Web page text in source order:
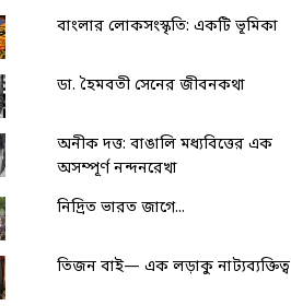
বাংলার লোকসংস্কৃতি: একটি ভূমিকা
ডা. হৈমবতী সেনের জীবনকথা
অনীক দত্ত: বাঙালি মধ্যবিত্তের এক
অসম্পূর্ণ নন্দনরেখা
নিদ্রিত ভারত জাগে...
তিজন বাই— এক লড়াকু নাট্যব্যক্তিত্ব